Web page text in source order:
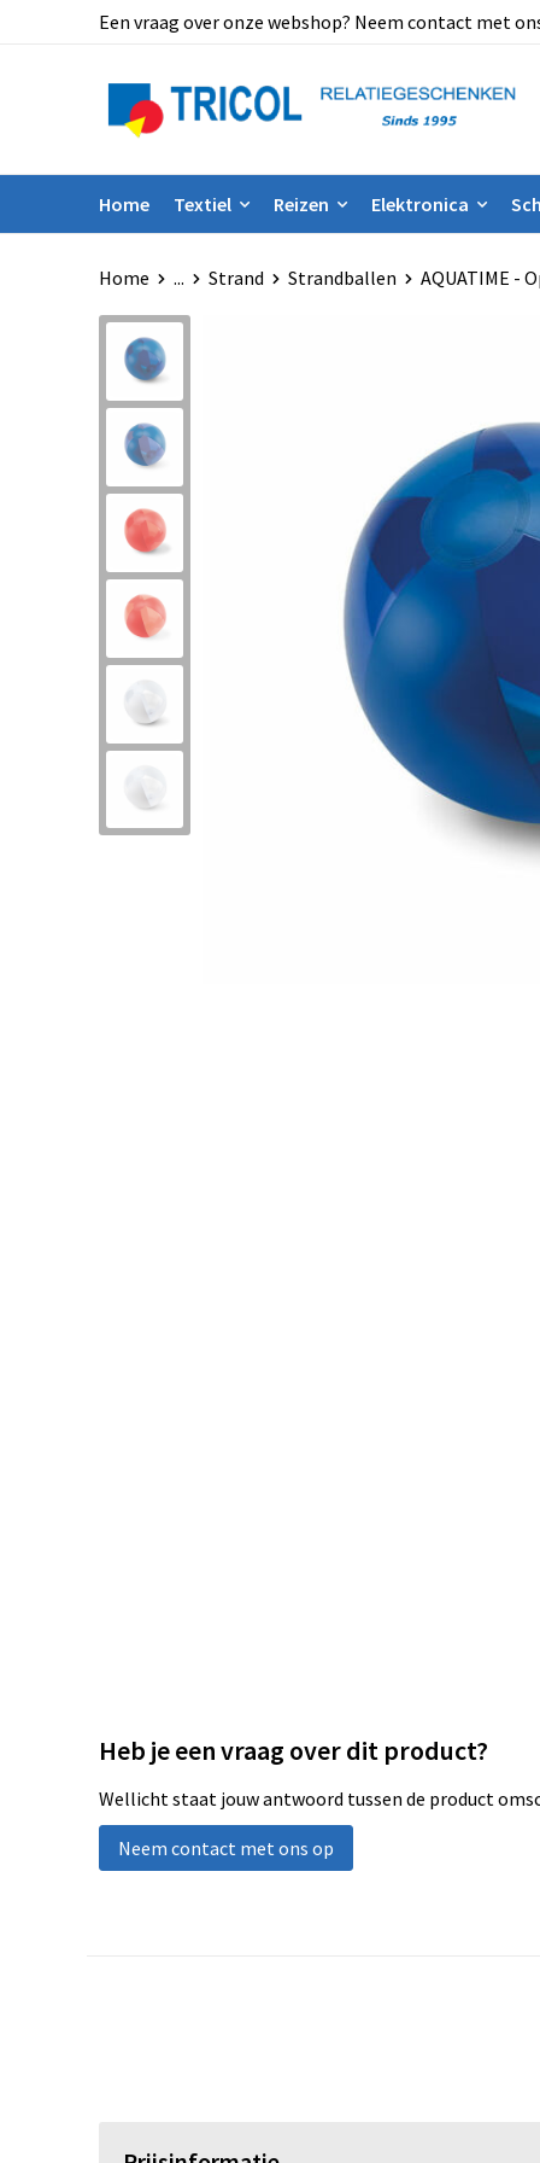
Een vraag over onze webshop? Neem contact met
Home Textiel Reizen Elektronica
Home ... Strand Strandballen AQUATIME -
Heb je een vraag over dit product?
Wellicht staat jouw antwoord tussen de product
Neem contact met ons op